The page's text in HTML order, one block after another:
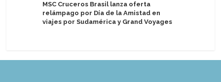
MSC Cruceros Brasil lanza oferta
relámpago por Día de la Amistad en
viajes por Sudamérica y Grand Voyages